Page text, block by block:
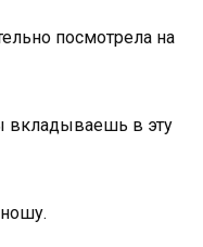
посмотрела на
вкладываешь в эту